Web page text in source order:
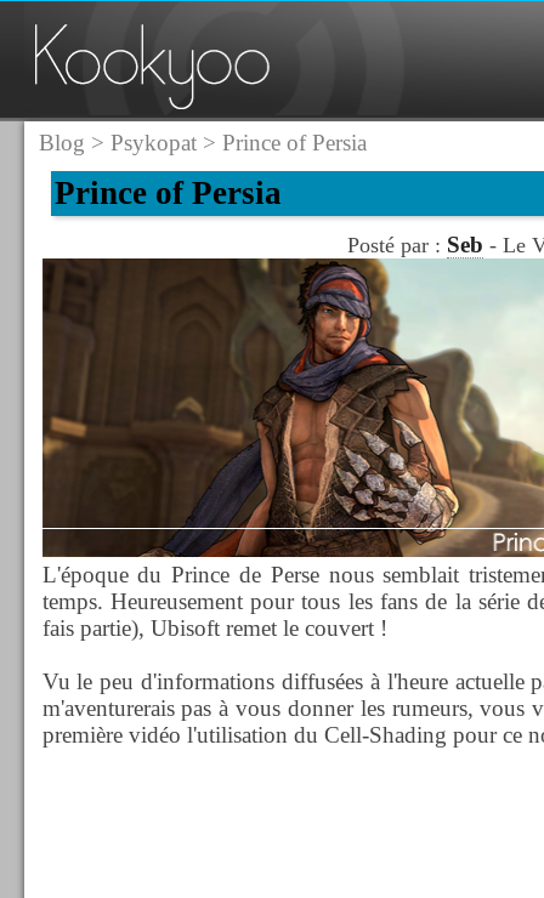
Blog > Psykopat> Prince of Persia
Prince of Persia
Posté par : Seb - Le
L'époque du Prince de Perse nous semblait
temps. Heureusement pour tous les fans de la série
fais partie), Ubisoft remet le couvert !
Vu le peu d'informations diffusées à l'heure actuelle
m'aventurerais pas à vous donner les rumeurs, vous
première vidéo l'utilisation du Cell-Shading pour ce